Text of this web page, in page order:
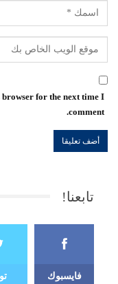
browser for the next time I
comment.
تابعنا!
فايسبوك